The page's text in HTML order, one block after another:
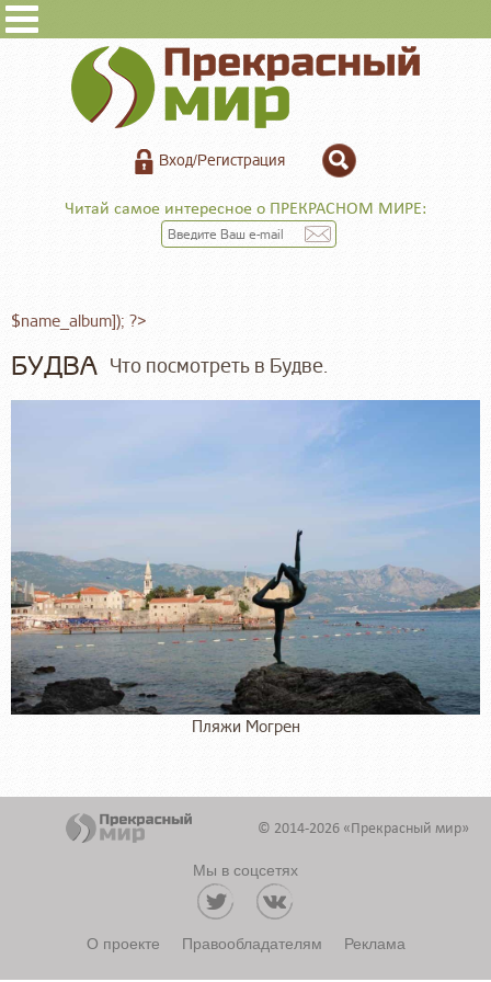
Вход/Регистрация
Читай самое интересное о ПРЕКРАСНОМ МИРЕ:
$name_album]); ?>
БУДВА Что посмотреть в Будве.
Пляжи Могрен
© 2014-2026 «Прекрасный мир»
Мы в соцсетях
О проекте Правообладателям Реклама